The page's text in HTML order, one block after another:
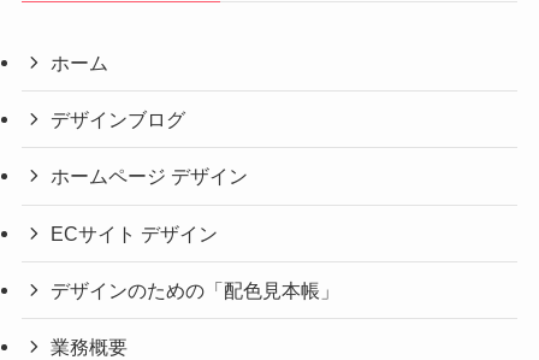
ホーム
デザインブログ
ホームページ デザイン
ECサイト デザイン
デザインのための「配色見本帳」
業務概要